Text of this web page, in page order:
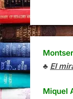
♣ El
Miquel